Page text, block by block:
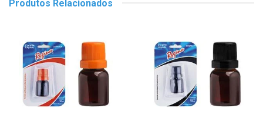
Produtos Relacionados